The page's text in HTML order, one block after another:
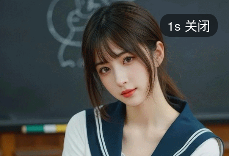
短剧
最热 添加 评分
都市 甜宠 逆袭 玄幻
2025 2024 2023 2022
全部 大陆 香港 台湾 美国 韩国 日本
1s 关闭